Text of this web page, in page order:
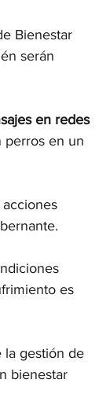
Bienestar
serán
en redes
perros en un
es
la gestión de
bienestar